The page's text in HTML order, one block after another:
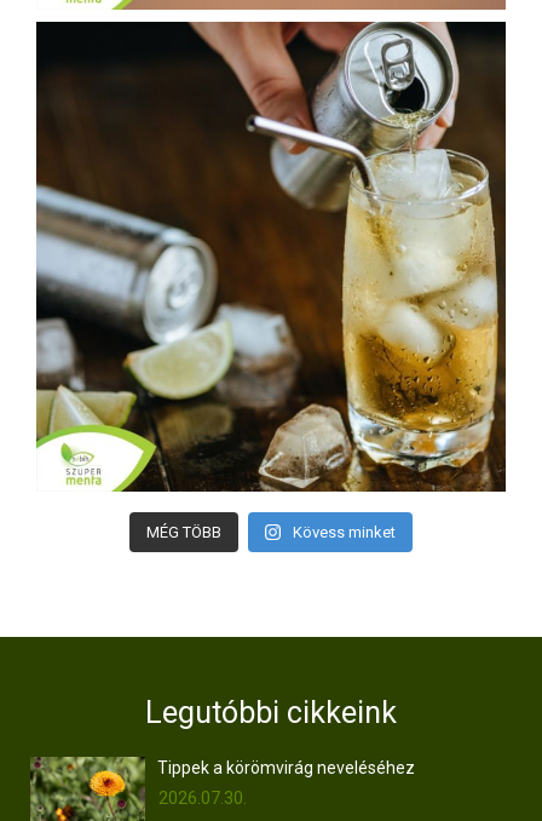
MÉG TÖBB Kövess minket
Legutóbbi cikkeink
Tippek a körömvirág neveléséhez
2026.07.30.